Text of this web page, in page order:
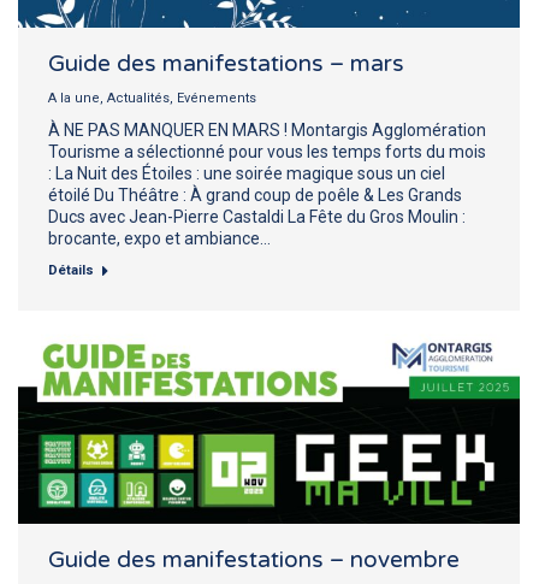
Guide des manifestations – mars
A la une, Actualités, Evénements
À NE PAS MANQUER EN MARS ! Montargis Agglomération
Tourisme a sélectionné pour vous les temps forts du mois
: La Nuit des Étoiles : une soirée magique sous un ciel
étoilé Du Théâtre : À grand coup de poêle & Les Grands
Ducs avec Jean-Pierre Castaldi La Fête du Gros Moulin :
brocante, expo et ambiance…
Détails
Guide des manifestations – novembre